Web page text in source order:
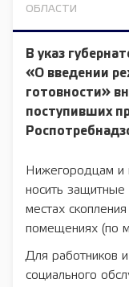
ОБЛАСТИ
В указ
«О введении
готовности»
поступивших
Нижегородцам и
носить защитные
местах
помещениях (по
Для работников
социального